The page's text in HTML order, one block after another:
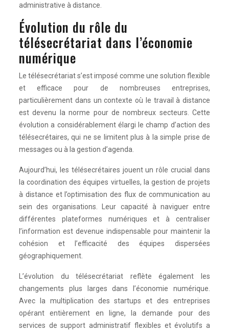
administrative à distance.
Évolution du rôle du
télésecrétariat dans l’économie
numérique
Le télésecrétariat s’est imposé comme une solution flexible
et efficace pour de nombreuses entreprises,
particulièrement dans un contexte où le travail à distance
est devenu la norme pour de nombreux secteurs. Cette
évolution a considérablement élargi le champ d’action des
télésecrétaires, qui ne se limitent plus à la simple prise de
messages ou à la gestion d’agenda.
Aujourd’hui, les télésecrétaires jouent un rôle crucial dans
la coordination des équipes virtuelles, la gestion de projets
à distance et l’optimisation des flux de communication au
sein des organisations. Leur capacité à naviguer entre
différentes plateformes numériques et à centraliser
l’information est devenue indispensable pour maintenir la
cohésion et l’efficacité des équipes dispersées
géographiquement.
L’évolution du télésecrétariat reflète également les
changements plus larges dans l’économie numérique.
Avec la multiplication des startups et des entreprises
opérant entièrement en ligne, la demande pour des
services de support administratif flexibles et évolutifs a